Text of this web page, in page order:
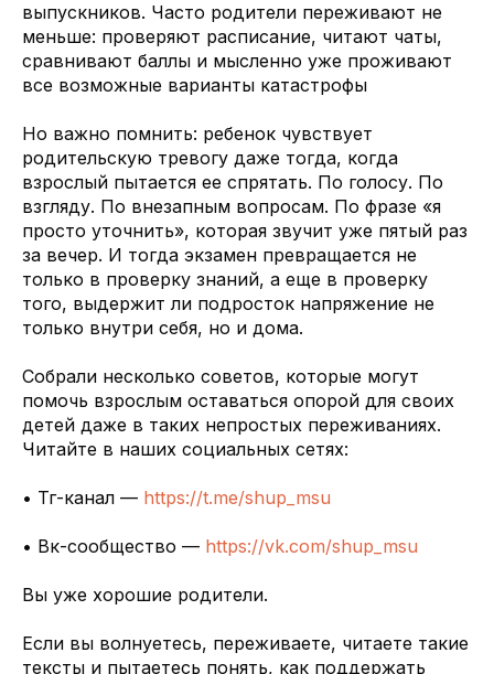
выпускников. Часто родители переживают не
меньше: проверяют расписание, читают чаты,
сравнивают баллы и мысленно уже проживают
все возможные варианты катастрофы
Но важно помнить: ребенок чувствует
родительскую тревогу даже тогда, когда
взрослый пытается ее спрятать. По голосу. По
взгляду. По внезапным вопросам. По фразе «я
просто уточнить», которая звучит уже пятый раз
за вечер. И тогда экзамен превращается не
только в проверку знаний, а еще в проверку
того, выдержит ли подросток напряжение не
только внутри себя, но и дома.
Собрали несколько советов, которые могут
помочь взрослым оставаться опорой для своих
детей даже в таких непростых переживаниях.
Читайте в наших социальных сетях:
• Тг-канал — https://t.me/shup_msu
• Вк-сообщество — https://vk.com/shup_msu
Вы уже хорошие родители.
Если вы волнуетесь, переживаете, читаете такие
тексты и пытаетесь понять, как поддержать